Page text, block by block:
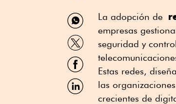
Compartir
por
WhatsApp
Compartir
por
Twitter
Compartir
por
Facebook
Compartir
por
La adopción de
empresas
seguridad y
Estas redes,
las
crecientes de